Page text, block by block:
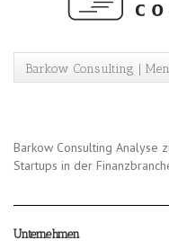
Barkow Consulting |
Barkow Consulting Analyse
Startups in der
Unternehmen